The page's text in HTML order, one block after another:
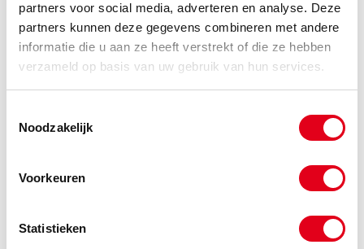
partners voor social media, adverteren en analyse. Deze
partners kunnen deze gegevens combineren met andere
informatie die u aan ze heeft verstrekt of die ze hebben
verzameld op basis van uw gebruik van hun services.
Noodzakelijk
Voorkeuren
Statistieken
Uitverkoop0060
RVS316 Schuifafsluiter DN200
Info
RVS316 Schuifafsluiter DN200